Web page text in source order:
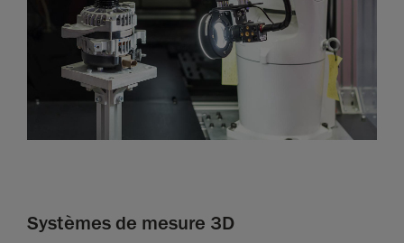
Systèmes de mesure 3D